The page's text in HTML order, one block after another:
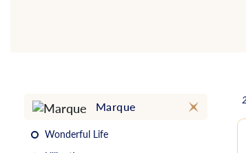
Marque
Wonderful Life